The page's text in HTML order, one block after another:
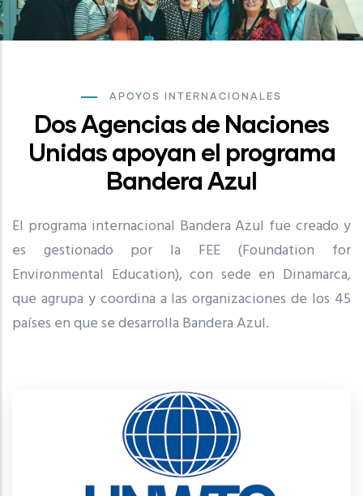
APOYOS INTERNACIONALES
Dos Agencias de Naciones
Unidas apoyan el programa
Bandera Azul
El programa internacional Bandera Azul fue creado y
es gestionado por la FEE (Foundation for
Environmental Education), con sede en Dinamarca,
que agrupa y coordina a las organizaciones de los 45
países en que se desarrolla Bandera Azul.